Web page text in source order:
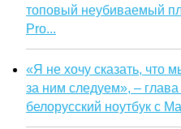
топовый неубиваемый
Pro...
«Я не хочу сказать, что
за ним следуем», –
белорусский ноутбук с